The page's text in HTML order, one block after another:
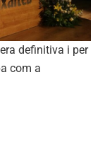
definitiva i per
com a